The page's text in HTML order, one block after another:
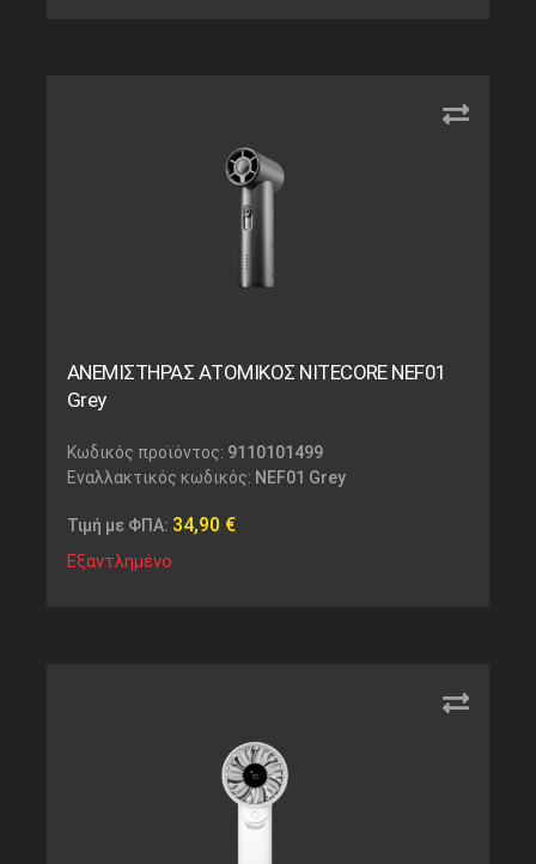
ΑΝΕΜΙΣΤΗΡΑΣ ΑΤΟΜΙΚΟΣ NITECORE NEF01
Grey
Κωδικός προϊόντος: 9110101499
Εναλλακτικός κωδικός: NEF01 Grey
Τιμή με ΦΠΑ: 34,90 €
Εξαντλημένο